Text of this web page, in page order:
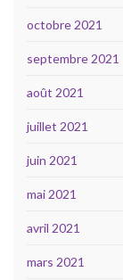
octobre 2021
septembre 2021
août 2021
juillet 2021
juin 2021
mai 2021
avril 2021
mars 2021